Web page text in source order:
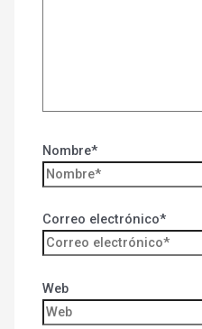
Nombre*
Correo electrónico*
Web